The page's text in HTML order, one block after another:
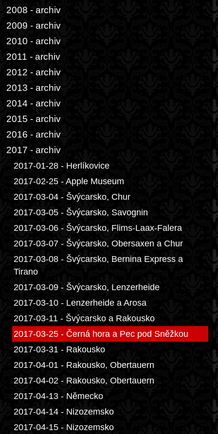
2008 - archiv
2009 - archiv
2010 - archiv
2011 - archiv
2012 - archiv
2013 - archiv
2014 - archiv
2015 - archiv
2016 - archiv
2017 - archiv
2017-01-28 - Herlíkovice
2017-02-25 - Apple Museum
2017-03-04 - Švýcarsko, Chur
2017-03-05 - Švýcarsko, Savognin
2017-03-06 - Švýcarsko, Flims-Laax-Falera
2017-03-07 - Švýcarsko, Obersaxen a Chur
2017-03-08 - Švýcarsko, Bernina Express a
Tirano
2017-03-09 - Švýcarsko, Lenzerheide
2017-03-10 - Lenzerheide a Arosa
2017-03-11 - Švýcarsko a Rakousko
2017-03-25 - Černá hora a Pec pod Sněžkou
2017-03-31 - Rakousko
2017-04-01 - Rakousko, Obertauern
2017-04-02 - Rakousko, Obertauern
2017-04-13 - Německo
2017-04-14 - Nizozemsko
2017-04-15 - Nizozemsko